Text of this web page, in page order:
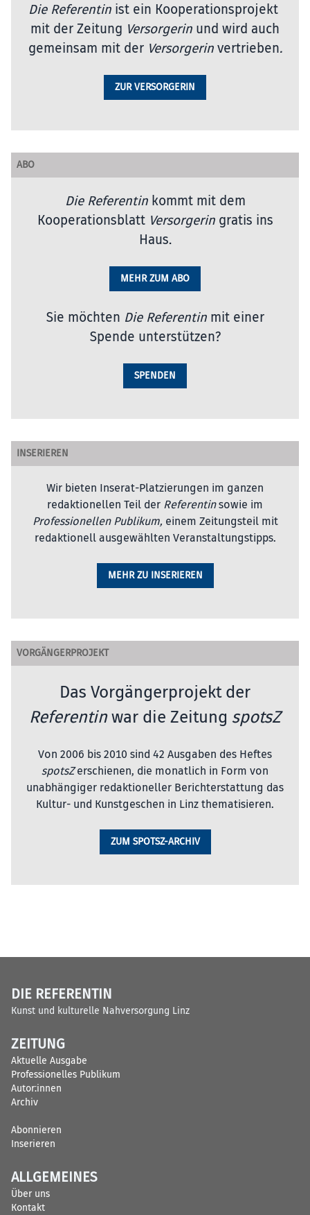
Die Referentin ist ein Kooperationsprojekt
mit der Zeitung Versorgerin und wird auch
gemeinsam mit der Versorgerinvertrieben.
ZUR VERSORGERIN
ABO
Die Referentinkommt mit dem
Kooperationsblatt Versorgeringratis ins
Haus.
MEHR ZUM ABO
Sie möchten Die Referentinmit einer
Spende unterstützen?
SPENDEN
INSERIEREN
Wir bieten Inserat-Platzierungen im ganzen
redaktionellen Teil der Referentinsowie im
Professionellen Publikum, einem Zeitungsteil mit
redaktionell ausgewählten Veranstaltungstipps.
MEHR ZU INSERIEREN
VORGÄNGERPROJEKT
Das Vorgängerprojekt der
Referentinwar die Zeitung spotsZ
Von 2006 bis 2010 sind 42 Ausgaben des Heftes
spotsZerschienen, die monatlich in Form von
unabhängiger redaktioneller Berichterstattung das
Kultur- und Kunstgeschen in Linz thematisieren.
ZUM SPOTSZ-ARCHIV
DIE REFERENTIN
Kunst und kulturelle Nahversorgung Linz
ZEITUNG
Aktuelle Ausgabe
Professionelles Publikum
Autor:innen
Archiv
Abonnieren
Inserieren
ALLGEMEINES
Über uns
Kontakt